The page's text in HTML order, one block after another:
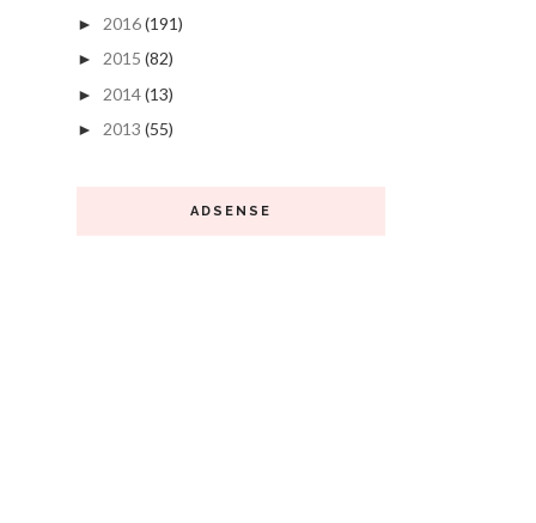
► 2016(191)
► 2015 (82)
► 2014(13)
► 2013 (55)
ADSENSE